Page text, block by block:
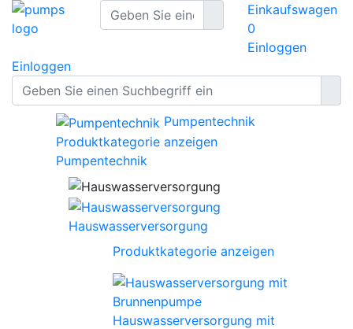
Einkaufswagen
0
Einloggen
Einloggen
Pumpentechnik
Produktkategorie anzeigen
Pumpentechnik
Hauswasserversorgung
Produktkategorie anzeigen
Hauswasserversorgung mit